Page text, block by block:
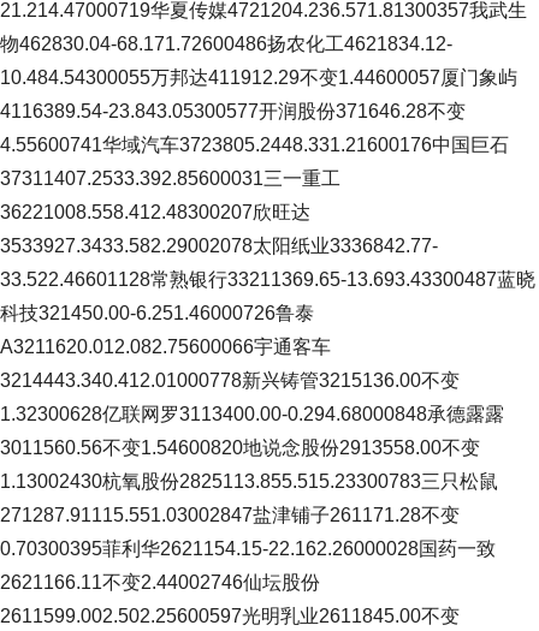
21.214.47000719华夏传媒4721204.236.571.81300357我武生
物462830.04-68.171.72600486扬农化工4621834.12-
10.484.54300055万邦达411912.29不变1.44600057厦门象屿
4116389.54-23.843.05300577开润股份371646.28不变
4.55600741华域汽车3723805.2448.331.21600176中国巨石
37311407.2533.392.85600031三一重工
36221008.558.412.48300207欣旺达
3533927.3433.582.29002078太阳纸业3336842.77-
33.522.46601128常熟银行33211369.65-13.693.43300487蓝晓
科技321450.00-6.251.46000726鲁泰
A3211620.012.082.75600066宇通客车
3214443.340.412.01000778新兴铸管3215136.00不变
1.32300628亿联网罗3113400.00-0.294.68000848承德露露
3011560.56不变1.54600820地说念股份2913558.00不变
1.13002430杭氧股份2825113.855.515.23300783三只松鼠
271287.91115.551.03002847盐津铺子261171.28不变
0.70300395菲利华2621154.15-22.162.26000028国药一致
2621166.11不变2.44002746仙坛股份
2611599.002.502.25600597光明乳业2611845.00不变